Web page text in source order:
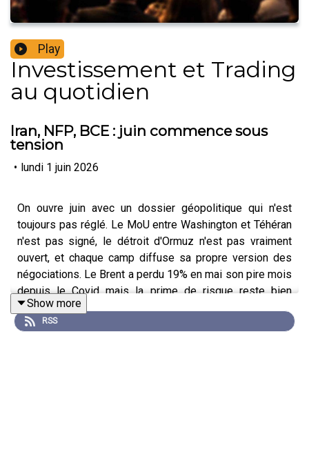
Play
Investissement et Trading
au quotidien
Iran, NFP, BCE : juin commence sous
tension
• lundi 1 juin 2026
On ouvre juin avec un dossier géopolitique qui n'est
toujours pas réglé. Le MoU entre Washington et Téhéran
n'est pas signé, le détroit d'Ormuz n'est pas vraiment
ouvert, et chaque camp diffuse sa propre version des
négociations. Le Brent a perdu 19% en mai son pire mois
depuis le Covid mais la prime de risque reste bien
présente.
Ce matin on fait le point sur l'état exact des négociations
Show more
RSS